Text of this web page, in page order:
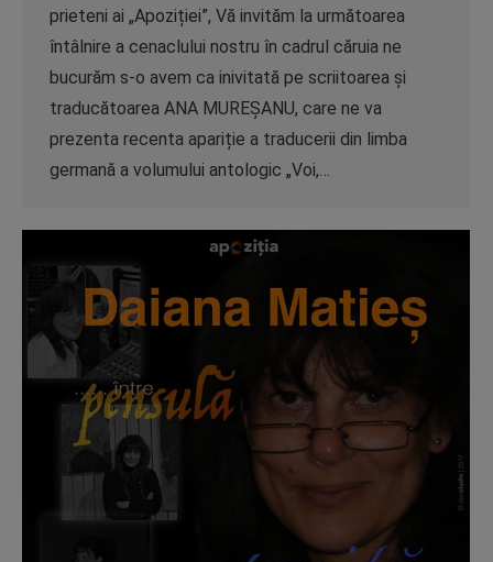
prieteni ai „Apoziției”, Vă invităm la următoarea
întâlnire a cenaclului nostru în cadrul căruia ne
bucurăm s-o avem ca inivitată pe scriitoarea și
traducătoarea ANA MUREȘANU, care ne va
prezenta recenta apariție a traducerii din limba
germană a volumului antologic „Voi,…